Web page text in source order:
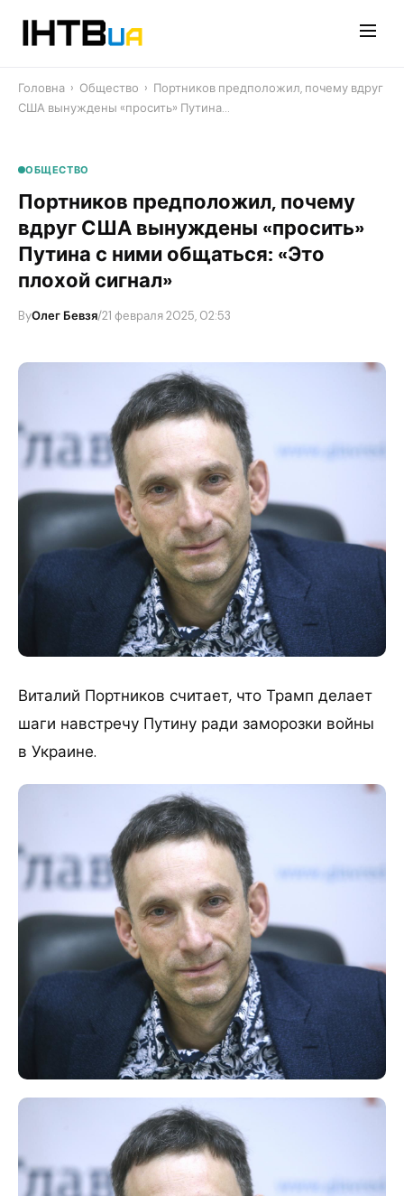
Головна › Общество › Портников предположил, почему вдруг
США вынуждены «просить» Путина…
ОБЩЕСТВО
Портников предположил, почему
вдруг США вынуждены «просить»
Путина с ними общаться: «Это
плохой сигнал»
ByОлег Бевзя/21 февраля 2025, 02:53
Виталий Портников считает, что Трамп делает
шаги навстречу Путину ради заморозки войны
в Украине.